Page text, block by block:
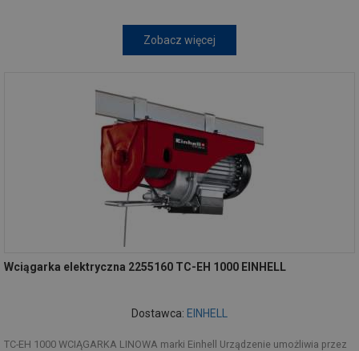
Zobacz więcej
Wciągarka elektryczna 2255160 TC-EH 1000 EINHELL
Dostawca: EINHELL
TC-EH 1000 WCIĄGARKA LINOWA marki Einhell Urządzenie umożliwia przez